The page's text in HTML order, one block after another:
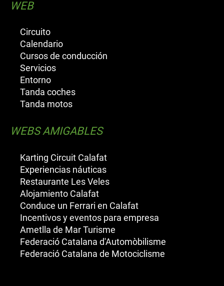
WEB
Circuito
Calendario
Cursos de conducción
Servicios
Entorno
Tanda coches
Tanda motos
WEBS AMIGABLES
Karting Circuit Calafat
Experiencias náuticas
Restaurante Les Veles
Alojamiento Calafat
Conduce un Ferrari en Calafat
Incentivos y eventos para empresa
Ametlla de Mar Turisme
Federació Catalana d'Automòbilisme
Federació Catalana de Motociclisme